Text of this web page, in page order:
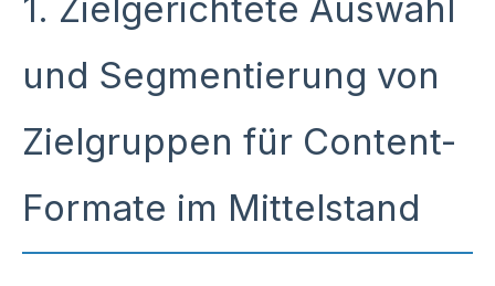
1. Zielgerichtete Auswahl
und Segmentierung von
Zielgruppen für Content-
Formate im Mittelstand